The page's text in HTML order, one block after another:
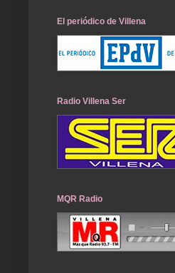
El periódico de Villena
Radio Villena Ser
MQR Radio